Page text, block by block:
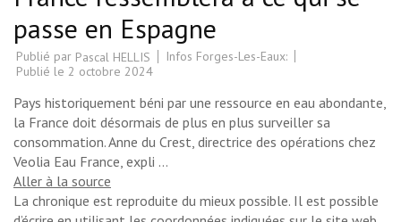
passe en Espagne
Publié par Pascal HELLIS
Infos Forges-Les-Eaux:
Publié le 2 octobre 2024
Pays historiquement béni par une ressource en eau abondante,
la France doit désormais de plus en plus surveiller sa
consommation. Anne du Crest, directrice des opérations chez
Veolia Eau France, expli …
Aller à la source
La chronique est reproduite du mieux possible. Il est possible